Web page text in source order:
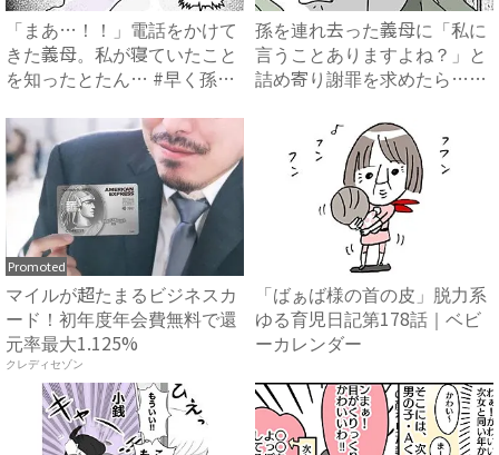
「まあ…！！」電話をかけて
きた義母。私が寝ていたこと
を知ったとたん… #早く孫
孫を連れ去った義母に「私に
言うことありますよね？」と
詰め寄り謝罪を求めたら…
Promoted
マイルが超たまるビジネスカ
ード！初年度年会費無料で還
元率最大1.125%
クレディセゾン
「ばぁば様の首の皮」脱力系
ゆる育児日記第178話｜ベビ
ーカレンダー